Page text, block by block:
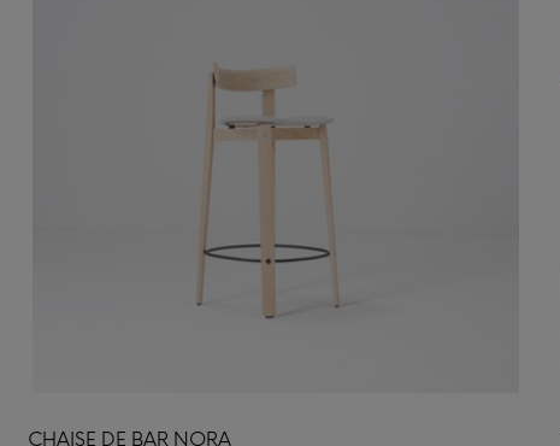
CHAISE DE BAR NORA